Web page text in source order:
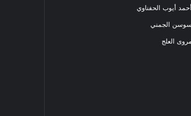
أحمد أيوب الحفناوي
سوسن الجمني
مروى العلج